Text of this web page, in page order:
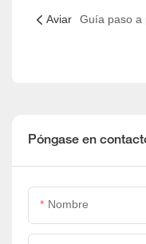
Aviar
Póngase en
Nombre